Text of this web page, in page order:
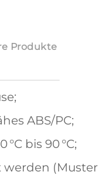
Produkte
ABS/PC;
bis 90 °C;
werden (Muster